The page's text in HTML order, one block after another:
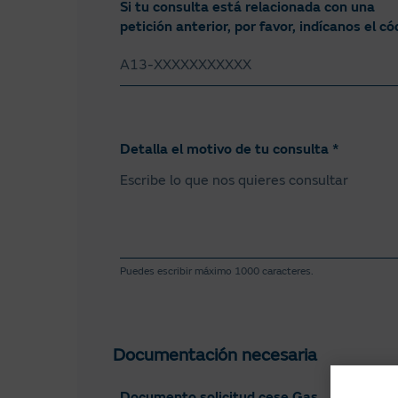
Si tu consulta está relacionada con una
petición anterior, por favor, indícanos el
Detalla el motivo de tu consulta *
Puedes escribir máximo 1000 caracteres.
Documentación necesaria